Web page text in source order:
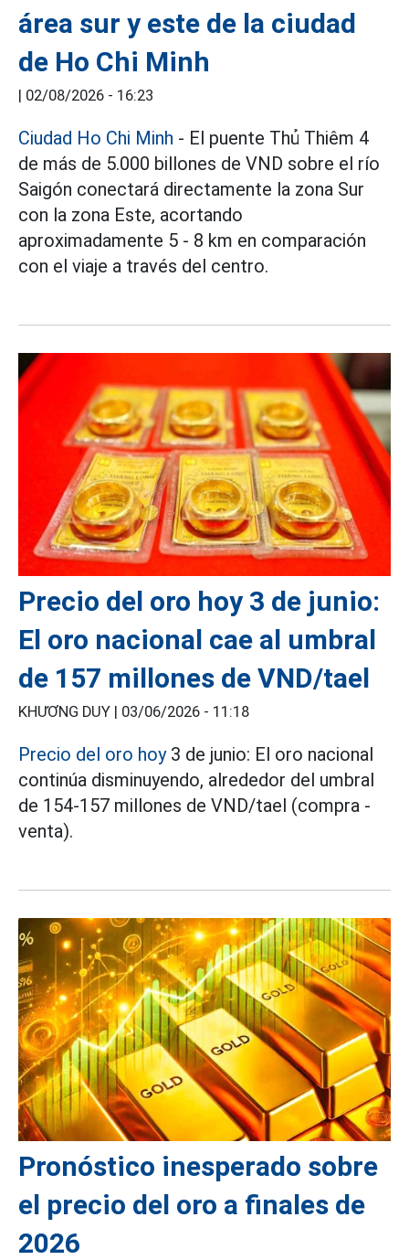
área sur y este de la ciudad
de Ho Chi Minh
| 02/08/2026 - 16:23
Ciudad Ho Chi Minh - El puente Thủ Thiêm 4
de más de 5.000 billones de VND sobre el río
Saigón conectará directamente la zona Sur
con la zona Este, acortando
aproximadamente 5 - 8 km en comparación
con el viaje a través del centro.
Precio del oro hoy 3 de junio:
El oro nacional cae al umbral
de 157 millones de VND/tael
KHƯƠNG DUY | 03/06/2026 - 11:18
Precio del oro hoy3 de junio: El oro nacional
continúa disminuyendo, alrededor del umbral
de 154-157 millones de VND/tael (compra -
venta).
Pronóstico inesperado sobre
el precio del oro a finales de
2026